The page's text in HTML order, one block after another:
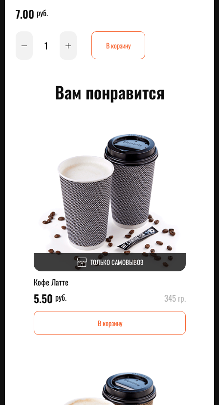
7.00 руб.
В корзину
Вам понравится
ТОЛЬКО САМОВЫВОЗ
Кофе Латте
5.50 руб. 345 гр.
В корзину